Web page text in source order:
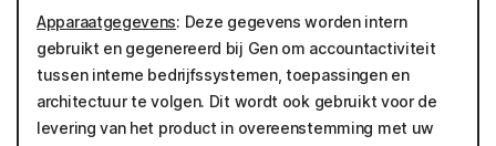
Apparaatgegevens: Deze gegevens worden intern
gebruikt en gegenereerd bij Gen om accountactiviteit
tussen interne bedrijfssystemen, toepassingen en
architectuur te volgen. Dit wordt ook gebruikt voor de
levering van het product in overeenstemming met uw